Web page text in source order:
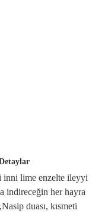
inni lime enzelte ileyyi
indireceğin her hayra
duası, kısmeti